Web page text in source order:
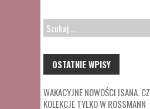
SZUKAJ:
OSTATNIE WPISY
WAKACYJNE NOWOŚCI ISANA.
KOLEKCJE TYLKO W ROSSMANN